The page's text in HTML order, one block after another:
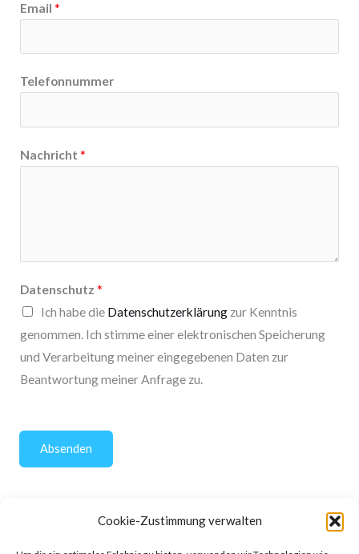
Cookie-Zustimmung verwalten
Email *
Telefonnummer
Nachricht *
Datenschutz *
Ich habe die Datenschutzerklärung zur Kenntnis
genommen. Ich stimme einer elektronischen Speicherung
und Verarbeitung meiner eingegebenen Daten zur
Beantwortung meiner Anfrage zu.
Absenden